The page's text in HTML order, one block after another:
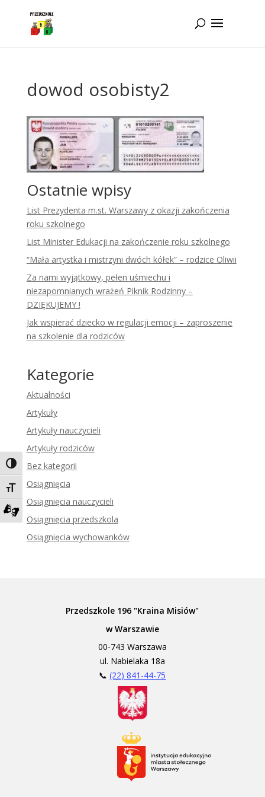
Toggle High Contrast
Toggle Font size
Zadzwoń do tłumacza języka migowego
dowod osobisty2
Ostatnie wpisy
List Prezydenta m.st. Warszawy z okazji zakończenia
roku szkolnego
List Minister Edukacji na zakończenie roku szkolnego
“Mała artystka i mistrzyni dwóch kółek” – rodzice Oliwii
Za nami wyjątkowy, pełen uśmiechu i
niezapomnianych wrażeń Piknik Rodzinny –
DZIĘKUJEMY !
Jak wspierać dziecko w regulacji emocji – zaproszenie
na szkolenie dla rodziców
Kategorie
Aktualności
Artykuły
Artykuły nauczycieli
Artykuły rodziców
Bez kategorii
Osiągnięcia
Osiągnięcia nauczycieli
Osiągnięcia przedszkola
Osiągnięcia wychowanków
Przedszkole 196 "Kraina Misiów"
w Warszawie
00-743 Warszawa
ul. Nabielaka 18a
📞(22) 841-44-75